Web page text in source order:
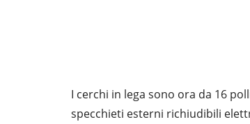
I cerchi in lega sono ora da 16
specchieti esterni richiudibili